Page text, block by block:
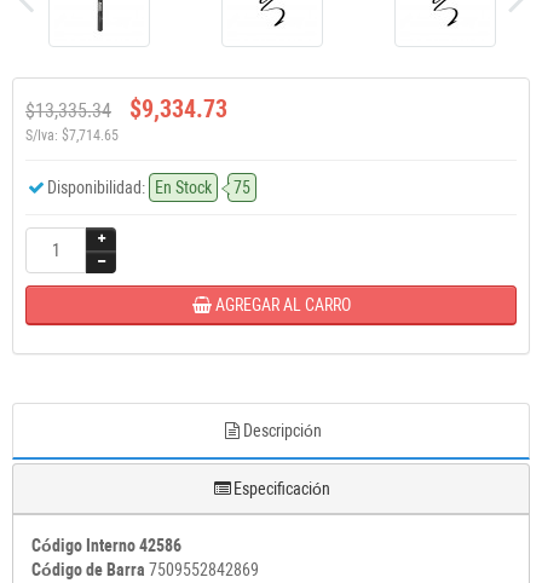
$13,335.34 $9,334.73
S/Iva: $7,714.65
Disponibilidad: En Stock 75
AGREGAR AL CARRO
Descripción
Especificación
Código Interno 42586
Código de Barra 7509552842869